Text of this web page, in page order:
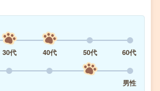
30代 40代 50代
60代
男性